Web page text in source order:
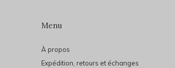
Menu
À propos
Expédition, retours et échanges